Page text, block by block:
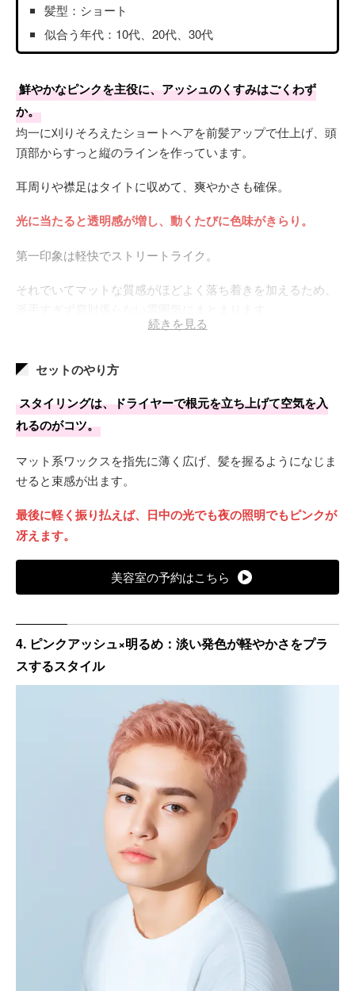
髪型：ショート
似合う年代：10代、20代、30代
鮮やかなピンクを主役に、アッシュのくすみはごくわず
か。
均一に刈りそろえたショートヘアを前髪アップで仕上げ、頭
頂部からすっと縦のラインを作っています。
耳周りや襟足はタイトに収めて、爽やかさも確保。
光に当たると透明感が増し、動くたびに色味がきらり。
第一印象は軽快でストリートライク。
それでいてマットな質感がほどよく落ち着きを加えるため、
地毛の赤みを抑える程度で十分発色します。
高彩度ゆえに退色は早めで、二週間ほどでピンクがややベー
ジュ寄りに抜け、四週目あたりで根元との差が気になり始め
るイメージです。
続きを見る
セットのやり方
スタイリングは、ドライヤーで根元を立ち上げて空気を入
れるのがコツ。
マット系ワックスを指先に薄く広げ、髪を握るようになじま
せると束感が出ます。
最後に軽く振り払えば、日中の光でも夜の照明でもピンクが
冴えます。
美容室の予約はこちら
4. ピンクアッシュ×明るめ：淡い発色が軽やかさをプラ
スするスタイル